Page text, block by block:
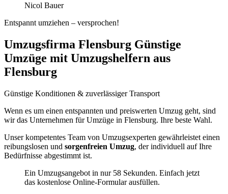
Nicol Bauer
Entspannt umziehen – versprochen!
Umzugsfirma Flensburg Günstige
Umzüge mit Umzugshelfern aus
Flensburg
Günstige Konditionen & zuverlässiger Transport
Wenn es um einen entspannten und preiswerten Umzug geht, sind
wir das Unternehmen für Umzüge in Flensburg. Ihre beste Wahl.
Unser kompetentes Team von Umzugsexperten gewährleistet einen
reibungslosen und sorgenfreien Umzug, der individuell auf Ihre
Bedürfnisse abgestimmt ist.
Ein Umzugsangebot in nur 58 Sekunden. Einfach jetzt
das kostenlose Online-Formular ausfüllen.